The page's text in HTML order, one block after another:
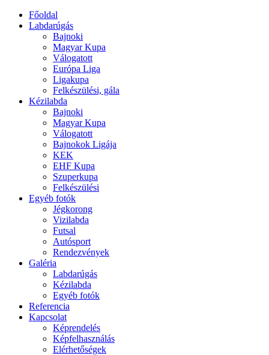
Főoldal
Labdarúgás
Bajnoki
Magyar Kupa
Válogatott
Európa Liga
Ligakupa
Felkészülési, gála
Kézilabda
Bajnoki
Magyar Kupa
Válogatott
Bajnokok Ligája
KEK
EHF Kupa
Szuperkupa
Felkészülési
Egyéb fotók
Jégkorong
Vizilabda
Futsal
Autósport
Rendezvények
Galéria
Labdarúgás
Kézilabda
Egyéb fotók
Referencia
Kapcsolat
Képrendelés
Képfelhasználás
Elérhetőségek